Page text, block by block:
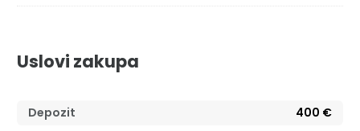
Uslovi zakupa
Depozit
400 €